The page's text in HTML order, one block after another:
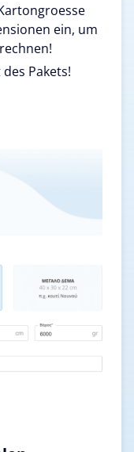
ein, um
Pakets!